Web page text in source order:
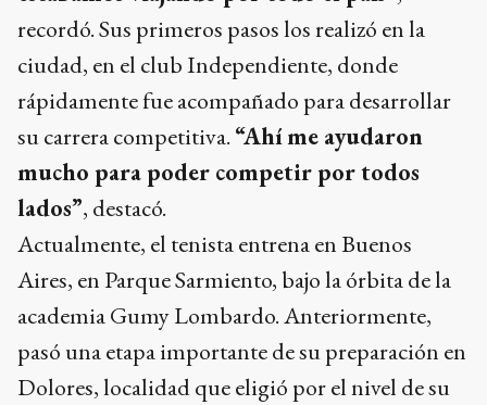
recordó. Sus primeros pasos los realizó en la
ciudad, en el club Independiente, donde
rápidamente fue acompañado para desarrollar
su carrera competitiva. “Ahí me ayudaron
mucho para poder competir por todos
lados”, destacó.
Actualmente, el tenista entrena en Buenos
Aires, en Parque Sarmiento, bajo la órbita de la
academia Gumy Lombardo. Anteriormente,
pasó una etapa importante de su preparación en
Dolores, localidad que eligió por el nivel de su